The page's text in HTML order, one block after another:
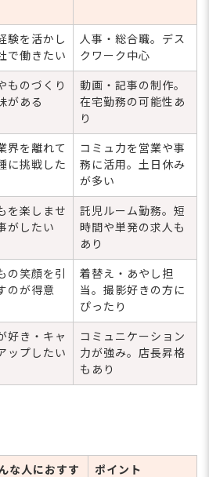
験を活かし
で働きたい
人事・総合職。デス
クワーク中心
ものづくり
がある
動画・記事の制作。
在宅勤務の可能性あ
り
界を離れて
に挑戦した
コミュ力を営業や事
務に活用。土日休み
が多い
を楽しませ
がしたい
託児ルーム勤務。短
時間や単発の求人も
あり
の笑顔を引
のが得意
着替え・あやし担
当。撮影好きの方に
ぴったり
好き・キャ
ップしたい
コミュニケーション
力が強み。店長昇格
もあり
な人におすす
ポイント